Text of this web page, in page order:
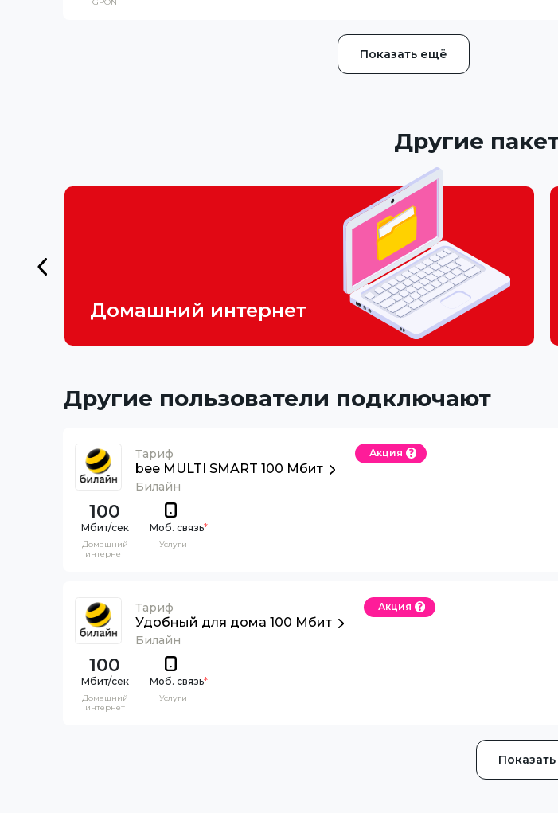
GPON
Показать ещё
Другие
Домашний интернет
Другие пользователи подключают
Тариф
bee MULTI SMART 100 Мбит
Билайн
Акция
100
Домашний
интернет
Моб. связь*
Услуги
Тариф
Удобный для дома 100 Мбит
Билайн
Акция
100
Домашний
интернет
Моб. связь*
Услуги